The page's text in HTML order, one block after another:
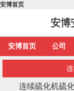
安博首页
安博
安博首页 公司
连续硫化机硫